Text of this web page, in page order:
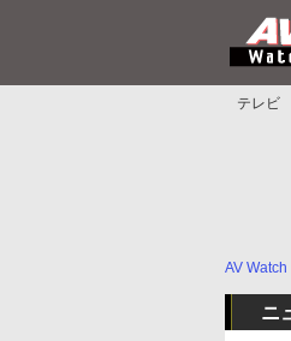
テレビ
AV Watch
ニ